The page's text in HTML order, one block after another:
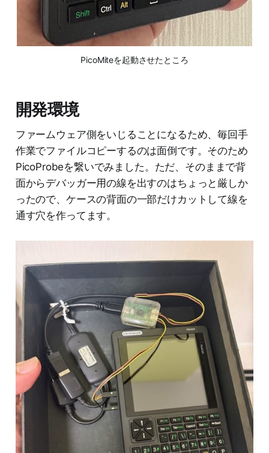
PicoMiteを起動させたところ
開発環境
ファームウェア側をいじることになるため、毎回手
作業でファイルコピーするのは面倒です。そのため
PicoProbeを繋いでみました。ただ、そのままで背
面からデバッガー用の線を出すのはちょっと厳しか
ったので、ケースの背面の一部だけカットして線を
通す穴を作ってます。